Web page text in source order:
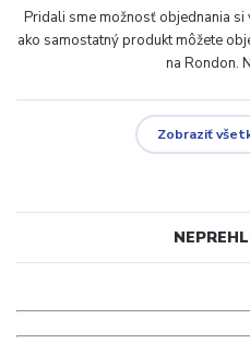
Pridali sme možnosť objednania si
ako samostatný produkt môžete
na Rondon.
Zobraziť